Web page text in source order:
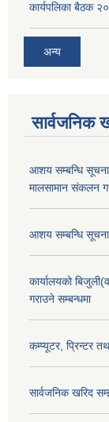
कार्यपलिका बैठक
अन्य
सार्वजनिक
आशय सम्बन्धि
मालसामान संकलन
आशय सम्बन्धि सूचना
कार्यालयको
गराउने सम्बन्धमा
कम्प्यूटर, प्रिन्टर
सार्वजनिक खरिद